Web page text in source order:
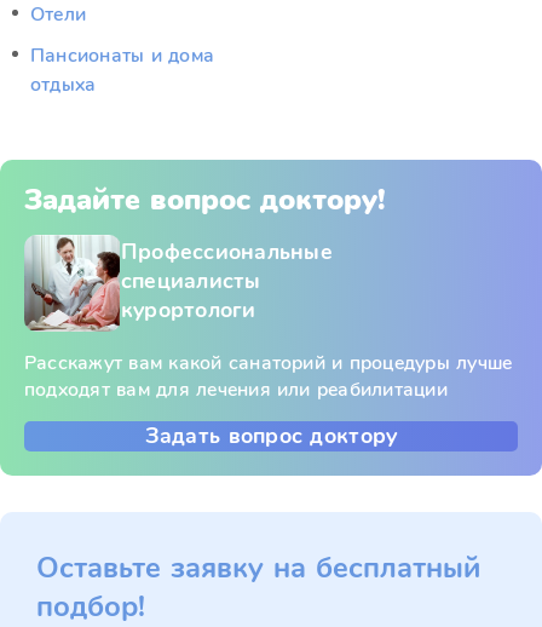
Отели
Пансионаты и дома
отдыха
Задайте вопрос доктору!
Профессиональные
специалисты
курортологи
Расскажут вам какой санаторий и процедуры лучше
подходят вам для лечения или реабилитации
Задать вопрос доктору
Оставьте заявку на бесплатный
подбор!